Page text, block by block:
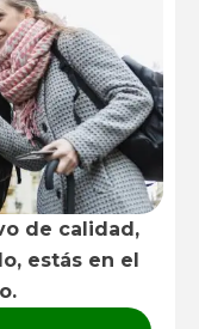
de calidad,
estás en el